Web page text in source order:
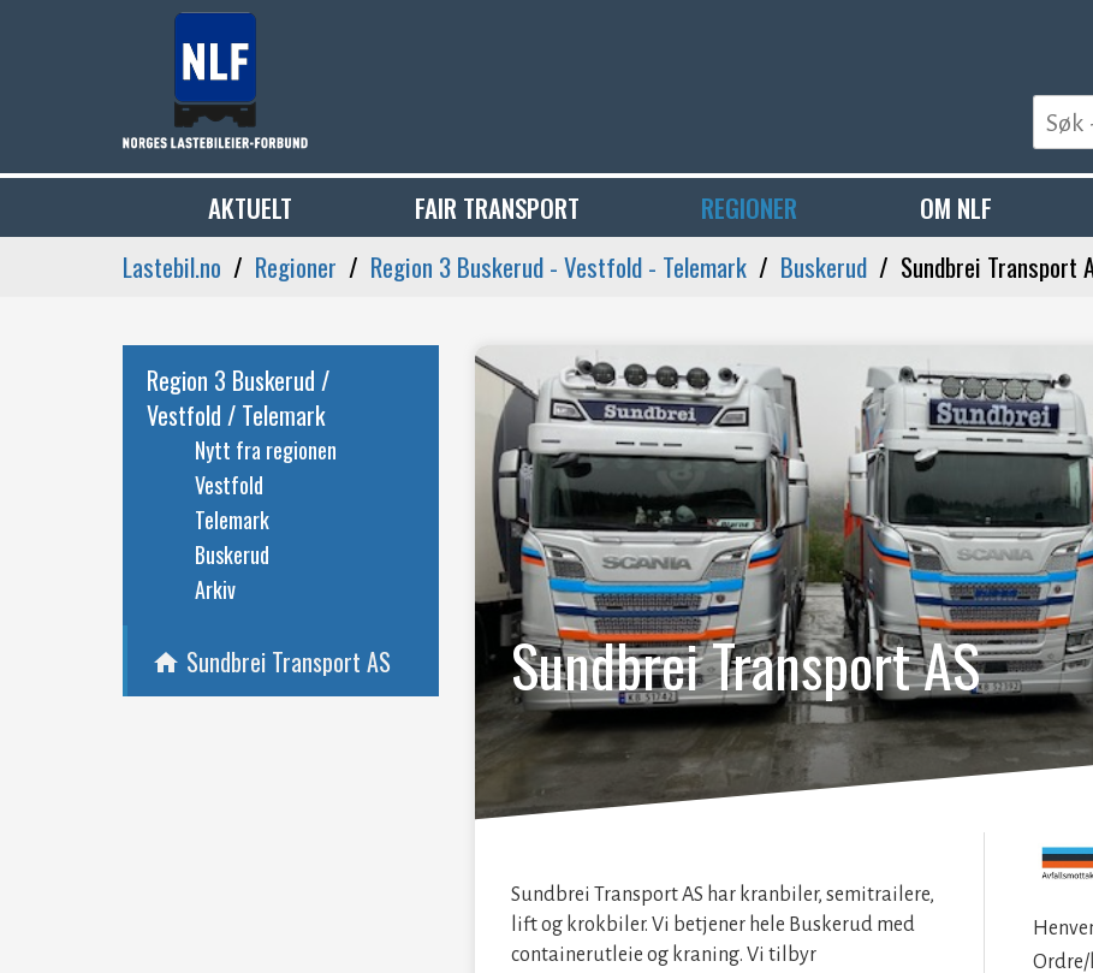
AKTUELT FAIR TRANSPORT REGIONER OM NLF
Lastebil.no
Regioner Region 3 Buskerud - Vestfold - Telemark Buskerud Sundbrei Transport
Region 3 Buskerud /
Vestfold / Telemark
Nytt fra regionen
Vestfold
Telemark
Buskerud
Arkiv
home Sundbrei Transport AS Sundbrei Transport AS
Sundbrei Transport AS har kranbiler, semitrailere,
lift og krokbiler. Vi betjener hele Buskerud med
containerutleie og kraning. Vi tilbyr
Ordre/